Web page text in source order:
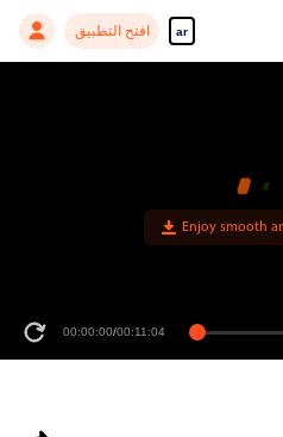
ar افتح التطبيق
Enjoy smooth
00:00:00/00:11:04